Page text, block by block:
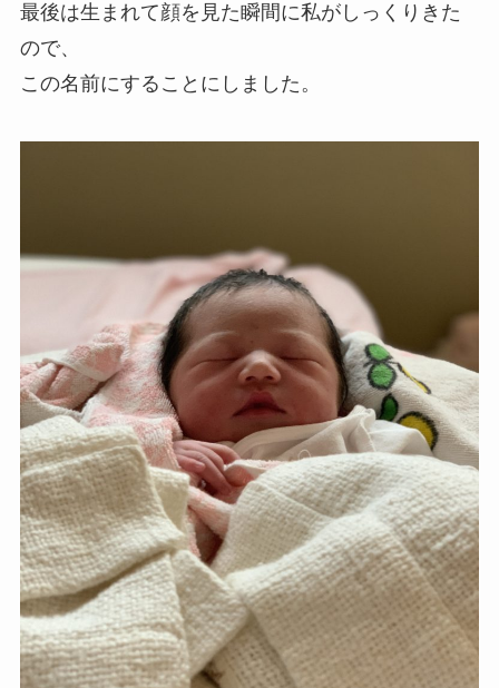
最後は生まれて顔を見た瞬間に私がしっくりきた
ので、
この名前にすることにしました。